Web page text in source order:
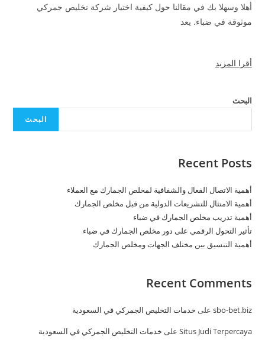
أهلا وسهلا بك في مقالنا حول كيفية اختيار شركة تخليص جمركي
موثوقة في ضباء. يعد
أقرا المزيد
البحث
البحث
Recent Posts
أهمية الاتصال الفعال والشفافية لمخلص الجمارك مع العملاء
أهمية الامتثال للتشريعات الدولية من قبل مخلص الجمارك
أهمية تدريب مخلص الجمارك في ضباء
تأثير التحول الرقمي على دور مخلص الجمارك في ضباء
أهمية التنسيق بين مختلف الجهات ومخلص الجمارك
Recent Comments
sbo-bet.biz على خدمات التخليص الجمركي في السعودية
Situs Judi Terpercaya على خدمات التخليص الجمركي في السعودية